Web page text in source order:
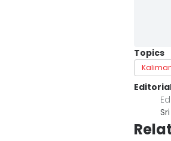
Topics